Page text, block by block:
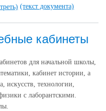
(текст документа)
кабинеты
для начальной школы,
кабинет истории, а
искусств, технологии,
с лаборантскими.